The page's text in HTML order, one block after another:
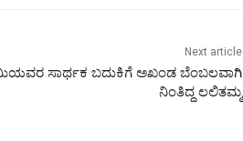
Next article
ಸಾರ್ಥಕ ಬದುಕಿಗೆ ಅಖಂಡ ಬೆಂಬಲವಾಗಿ
ನಿಂತಿದ್ದ ಲಲಿತಮ್ಮ